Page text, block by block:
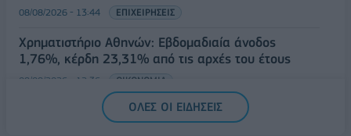
08/08/2026 - 13:44 ΕΠΙΧΕΙΡΗΣΕΙΣ
Χρηματιστήριο Αθηνών: Εβδομαδιαία άνοδος
1,76%, κέρδη 23,31% από τις αρχές του έτους
08/08/2026 - 12:36 ΟΙΚΟΝΟΜΙΑ
Διευρύνεται η πρωτοβουλία για τις τιμές στο ράφι
με 916 προϊόντα
ΟΛΕΣ ΟΙ ΕΙΔΗΣΕΙΣ